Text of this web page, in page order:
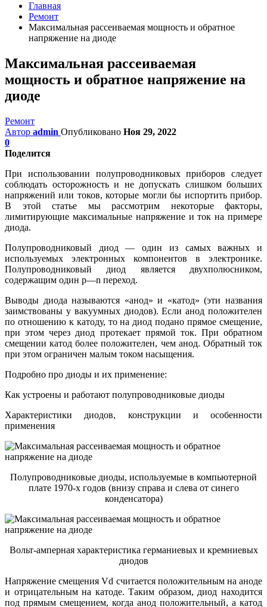
Главная
Ремонт
Максимальная рассеиваемая мощность и обратное
напряжение на диоде
Максимальная рассеиваемая
мощность и обратное напряжение на
диоде
Ремонт
Автор admin Опубликовано Ноя 29, 2022
0
Поделится
При использовании полупроводниковых приборов следует
соблюдать осторожность и не допускать слишком больших
напряжений или токов, которые могли бы испортить прибор.
В этой статье мы рассмотрим некоторые факторы,
лимитирующие максимальные напряжение и ток на примере
диода.
Полупроводниковый диод — один из самых важных и
используемых электронных компонентов в электронике.
Полупроводниковый диод является двухполюсником,
содержащим один р—n переход.
Выводы диода называются «анод» и «катод» (эти названия
заимствованы у вакуумных диодов). Если анод положителен
по отношению к катоду, то на диод подано прямое смещение,
при этом через диод протекает прямой ток. При обратном
смещении катод более положителен, чем анод. Обратный ток
при этом ограничен малым током насыщения.
Подробно про диоды и их применение:
Как устроены и работают полупроводниковые диоды
Характеристики диодов, конструкции и особенности
применения
Полупроводниковые диоды, используемые в компьютерной
плате 1970-х годов (внизу справа и слева от синего
конденсатора)
Вольт-амперная характеристика германиевых и кремниевых
диодов
Напряжение смещения Vd считается положительным на аноде
и отрицательным на катоде. Таким образом, диод находится
под прямым смещением, когда анод положительный, а катод